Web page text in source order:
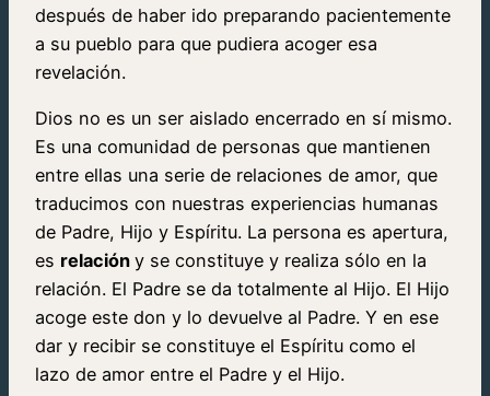
después de haber ido preparando pacientemente
a su pueblo para que pudiera acoger esa
revelación.
Dios no es un ser aislado encerrado en sí mismo.
Es una comunidad de personas que mantienen
entre ellas una serie de relaciones de amor, que
traducimos con nuestras experiencias humanas
de Padre, Hijo y Espíritu. La persona es apertura,
es relación y se constituye y realiza sólo en la
relación. El Padre se da totalmente al Hijo. El Hijo
acoge este don y lo devuelve al Padre. Y en ese
dar y recibir se constituye el Espíritu como el
lazo de amor entre el Padre y el Hijo.